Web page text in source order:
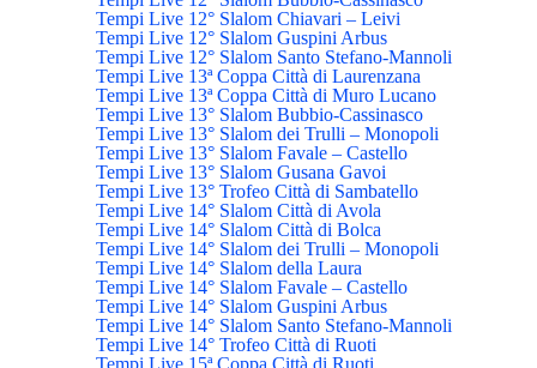
Tempi Live 12° Slalom Chiavari – Leivi
Tempi Live 12° Slalom Guspini Arbus
Tempi Live 12° Slalom Santo Stefano-Mannoli
Tempi Live 13ª Coppa Città di Laurenzana
Tempi Live 13ª Coppa Città di Muro Lucano
Tempi Live 13° Slalom Bubbio-Cassinasco
Tempi Live 13° Slalom dei Trulli – Monopoli
Tempi Live 13° Slalom Favale – Castello
Tempi Live 13° Slalom Gusana Gavoi
Tempi Live 13° Trofeo Città di Sambatello
Tempi Live 14° Slalom Città di Avola
Tempi Live 14° Slalom Città di Bolca
Tempi Live 14° Slalom dei Trulli – Monopoli
Tempi Live 14° Slalom della Laura
Tempi Live 14° Slalom Favale – Castello
Tempi Live 14° Slalom Guspini Arbus
Tempi Live 14° Slalom Santo Stefano-Mannoli
Tempi Live 14° Trofeo Città di Ruoti
Tempi Live 15ª Coppa Città di Ruoti